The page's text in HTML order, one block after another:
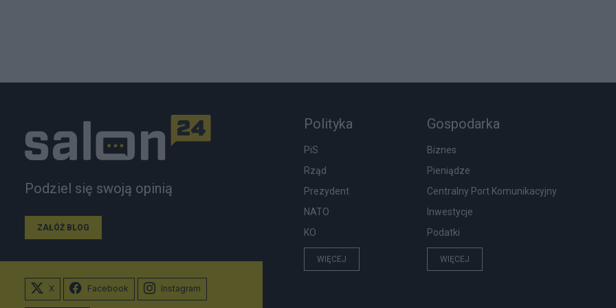
Podziel się swoją opinią
ZAŁÓŻ BLOG
Polityka
PiS
Rząd
Prezydent
NATO
KO
WIĘCEJ
Gospodarka
Biznes
Pieniądze
Centralny Port Komunikacyjny
Inwestycje
Podatki
WIĘCEJ
X Facebook Instagram